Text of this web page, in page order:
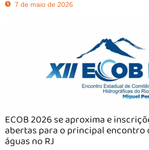
7 de maio de 2026
ECOB 2026 se aproxima e
abertas para o principal encontro
águas no RJ